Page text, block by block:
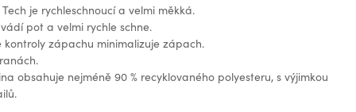
je rychleschnoucí a velmi měkká.
pot a velmi rychle schne.
kontroly zápachu minimalizuje zápach.
obsahuje nejméně 90 % recyklovaného polyesteru, s výjimkou